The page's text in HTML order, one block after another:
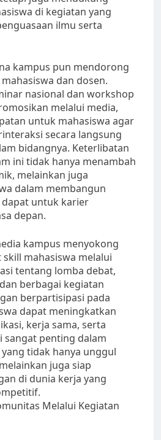
di kegiatan yang
ilmu serta
kampus pun mendorong
dan dosen.
nasional dan workshop
melalui media,
untuk mahasiswa agar
secara langsung
bidangnya. Keterlibatan
ini tidak hanya menambah
melainkan juga
dalam membangun
untuk karier
depan.
kampus menyokong
mahasiswa melalui
tentang lomba debat,
berbagai kegiatan
berpartisipasi pada
dapat meningkatkan
kerja sama, serta
sangat penting dalam
tidak hanya unggul
juga siap
di dunia kerja yang
Melalui Kegiatan